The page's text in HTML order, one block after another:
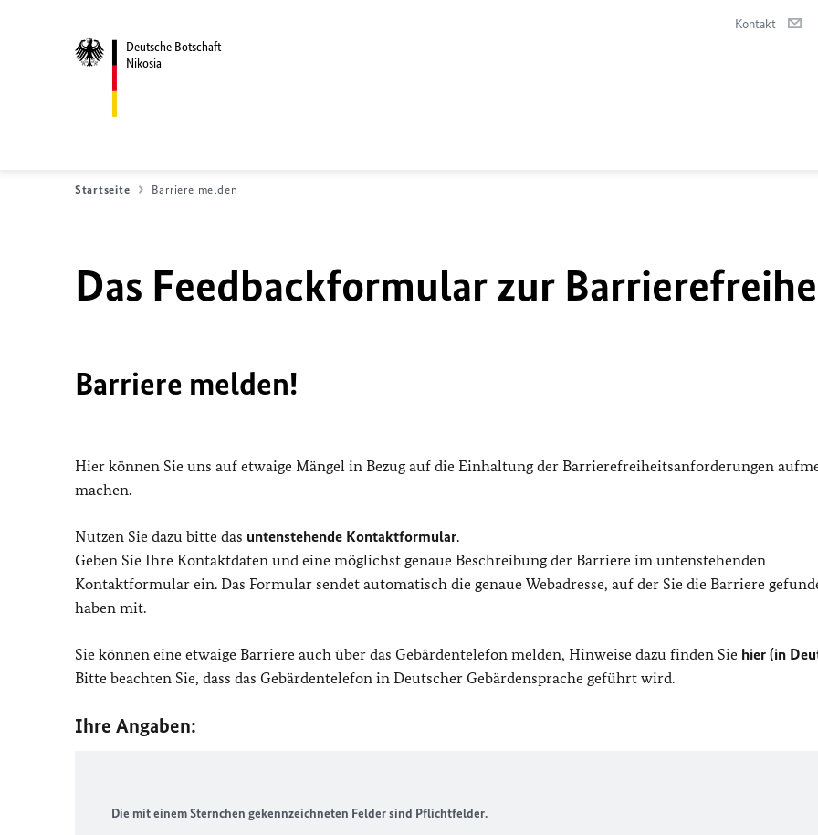
Deutsche Botschaft
Nikosia
Kontakt
Startseite Barriere melden
Das Feedbackformular zur
Barriere melden!
Hier können Sie uns auf etwaige Mängel in Bezug auf die Einhaltung der Barrierefreiheitsanforderungen
machen.
Nutzen Sie dazu bitte das untenstehende Kontaktformular.
Geben Sie Ihre Kontaktdaten und eine möglichst genaue Beschreibung der Barriere im untenstehenden
Kontaktformular ein. Das Formular sendet automatisch die genaue Webadresse, auf der Sie die Barriere
haben mit.
Sie können eine etwaige Barriere auch über das Gebärdentelefon melden, Hinweise dazu finden Sie hier (in
Bitte beachten Sie, dass das Gebärdentelefon in Deutscher Gebärdensprache geführt wird.
Ihre Angaben:
Die mit einem Sternchen gekennzeichneten Felder sind Pflichtfelder.